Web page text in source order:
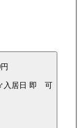
入居日 即 可